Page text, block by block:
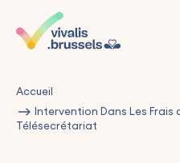
Accueil
Intervention Dans Les Frais
Télésecrétariat